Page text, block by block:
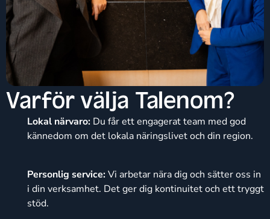
Varför välja Talenom?
Lokal närvaro: Du får ett engagerat team med god
kännedom om det lokala näringslivet och din region.
Personlig service:Vi arbetar nära dig och sätter oss in
i din verksamhet. Det ger dig kontinuitet och ett tryggt
stöd.